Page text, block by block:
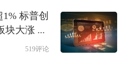
标普创
块大涨 ...
519评论